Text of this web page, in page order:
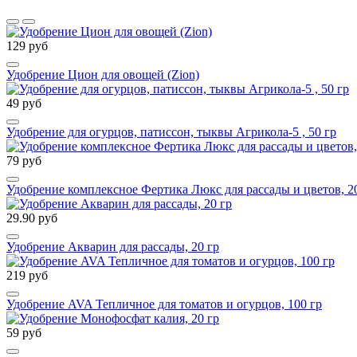
129 руб
Удобрение Цион для овощей (Zion)
49 руб
Удобрение для огурцов, патиссон, тыквы Агрикола-5 , 50 гр
79 руб
Удобрение комплексное Фертика Люкс для рассады и цветов,
29.90 руб
Удобрение Акварин для рассады, 20 гр
219 руб
Удобрение AVA Тепличное для томатов и огурцов, 100 гр
59 руб